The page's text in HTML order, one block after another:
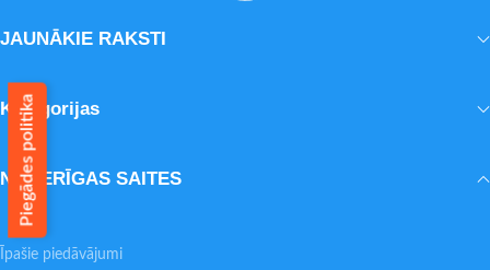
JAUNĀKIE RAKSTI
Kategorijas
NODERĪGAS SAITES
Īpašie piedāvājumi
Piegādes politika